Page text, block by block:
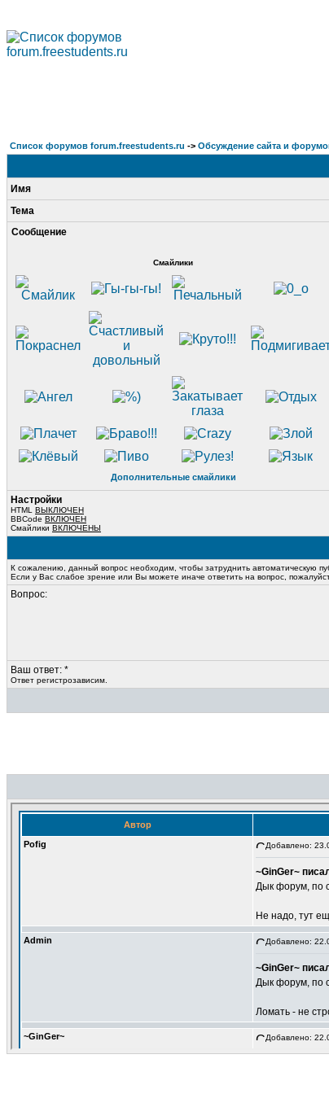
Список форумов forum.freestudents.ru -> Обсуждение сайта и
Имя
Тема
Сообщение
Смайлики
Дополнительные смайлики
Настройки
HTML ВЫКЛЮЧЕН
BBCode ВКЛЮЧЕН
Смайлики ВКЛЮЧЕНЫ
К сожалению, данный вопрос необходим, чтобы затруднить автоматическую
Если у Вас слабое зрение или Вы можете иначе ответить на вопрос,
Вопрос:
Ваш ответ: *
Ответ регистрозависим.